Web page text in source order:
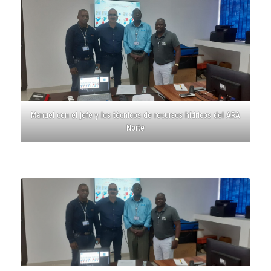
Manuel con el jefe y los técnicos de recursos hídricos del ARA
Norte